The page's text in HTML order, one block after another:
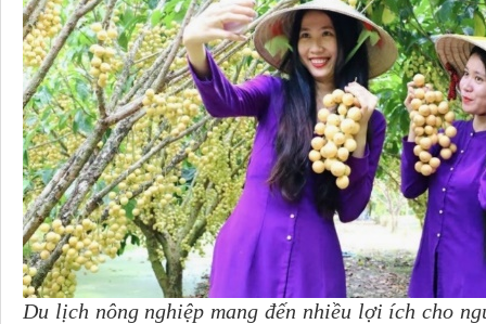
Du lịch nông nghiệp mang đến nhiều lợi ích cho